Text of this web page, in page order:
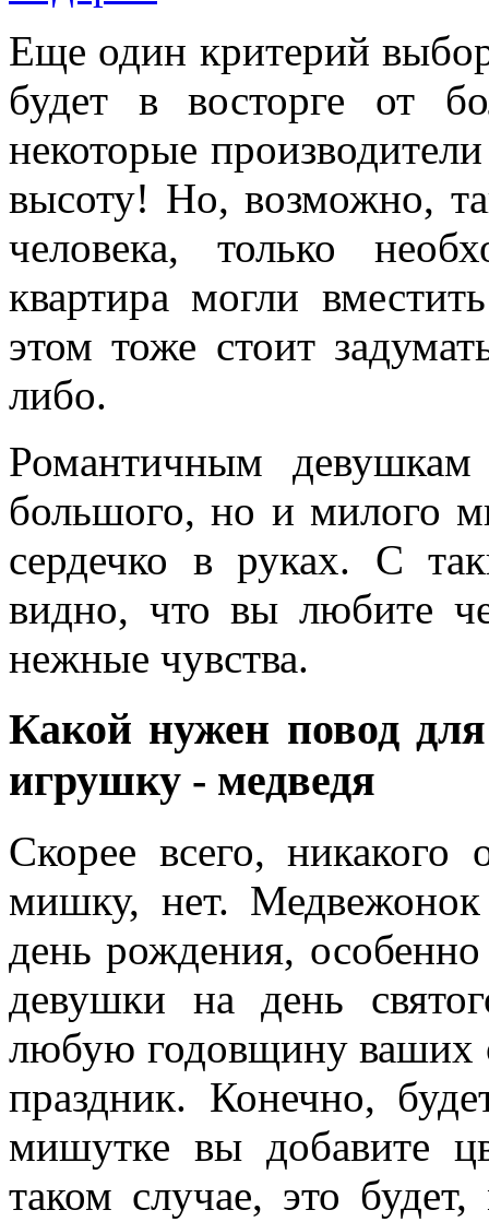
Еще один критерий
будет в восторге от
некоторые
высоту! Но, возможно,
человека, только
квартира могли
этом тоже стоит
либо.
Романтичным
большого, но и милого
сердечко в руках. С
видно, что вы любите
нежные чувства.
Какой нужен повод
игрушку - медведя
Скорее всего, никакого
мишку, нет.
день рождения,
девушки на день
любую годовщину
праздник. Конечно,
мишутке вы добавите
таком случае, это